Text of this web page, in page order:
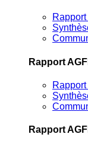
Rapport
Rapport